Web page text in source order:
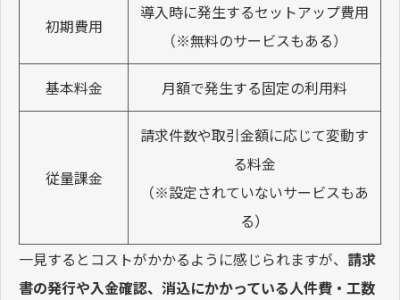
初期費用
導入時に発生するセットアップ費用
（※無料のサービスもある）
基本料金 月額で発生する固定の利用料
従量課金
請求件数や取引金額に応じて変動す
る料金
（※設定されていないサービスもあ
る）
一見するとコストがかかるように感じられますが、 請求
書の発行や入金確認、消込にかかっている人件費・工数